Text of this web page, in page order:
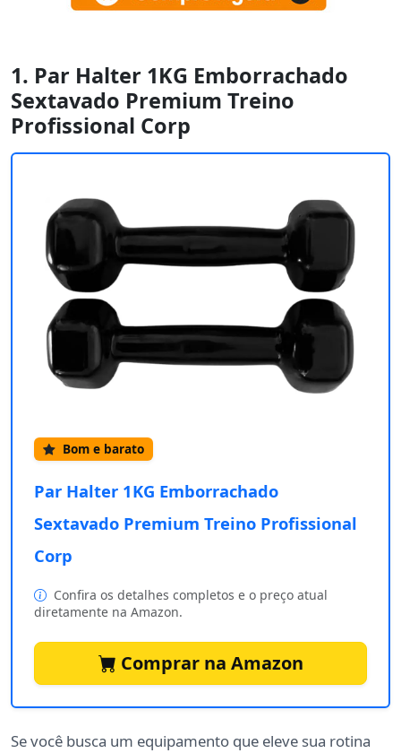
1. Par Halter 1KG Emborrachado
Sextavado Premium Treino
Profissional Corp
Bom e barato
Par Halter 1KG Emborrachado
Sextavado Premium Treino Profissional
Corp
Confira os detalhes completos e o preço atual
diretamente na Amazon.
Comprar na Amazon
Se você busca um equipamento que eleve sua rotina